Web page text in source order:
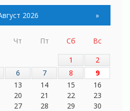
заранее
фронта
2026 »
Чт Пт Сб
Вс
1
2
6 7 8
9
13 14 15
16
20 21 22
23
27 28 29
30